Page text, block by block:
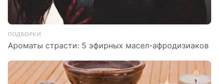
ПОДБОРКИ
Ароматы страсти: 5 эфирных масел-афродизиаков